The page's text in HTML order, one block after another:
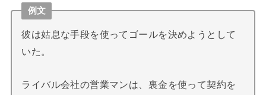
例文
彼は姑息な手段を使ってゴールを決めようとして
いた。
ライバル会社の営業マンは、裏金を使って契約を